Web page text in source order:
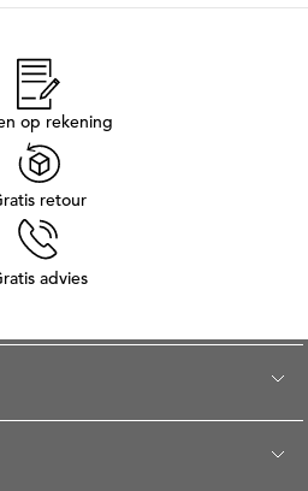
op rekening
retour
advies